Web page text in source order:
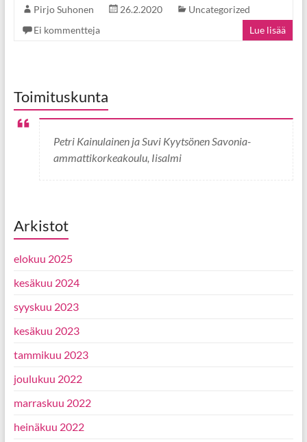
Pirjo Suhonen 26.2.2020
Uncategorized
Ei kommentteja
Lue lisää
Toimituskunta
Petri Kainulainen ja Suvi Kyytsönen Savonia-
ammattikorkeakoulu, Iisalmi
Arkistot
elokuu 2025
kesäkuu 2024
syyskuu 2023
kesäkuu 2023
tammikuu 2023
joulukuu 2022
marraskuu 2022
heinäkuu 2022